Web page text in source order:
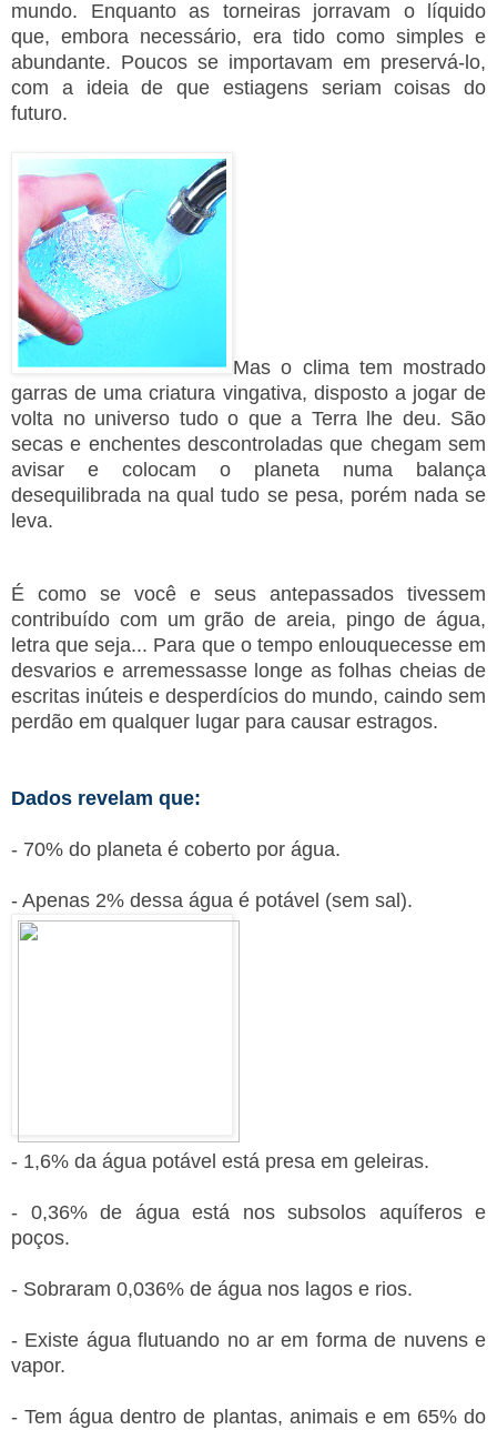
mundo. Enquanto as torneiras jorravam o líquido
que, embora necessário, era tido como simples e
abundante. Poucos se importavam em preservá-lo,
com a ideia de que estiagens seriam coisas do
futuro.
Mas o clima tem mostrado
garras de uma criatura vingativa, disposto a jogar de
volta no universo tudo o que a Terra lhe deu. São
secas e enchentes descontroladas que chegam sem
avisar e colocam o planeta numa balança
desequilibrada na qual tudo se pesa, porém nada se
leva.
É como se você e seus antepassados tivessem
contribuído com um grão de areia, pingo de água,
letra que seja... Para que o tempo enlouquecesse em
desvarios e arremessasse longe as folhas cheias de
escritas inúteis e desperdícios do mundo, caindo sem
perdão em qualquer lugar para causar estragos.
Dados revelam que:
- 70% do planeta é coberto por água.
- Apenas 2% dessa água é potável (sem sal).
- 1,6% da água potável está presa em geleiras.
- 0,36% de água está nos subsolos aquíferos e
poços.
- Sobraram 0,036% de água nos lagos e rios.
- Existe água flutuando no ar em forma de nuvens e
vapor.
- Tem água dentro de plantas, animais e em 65% do